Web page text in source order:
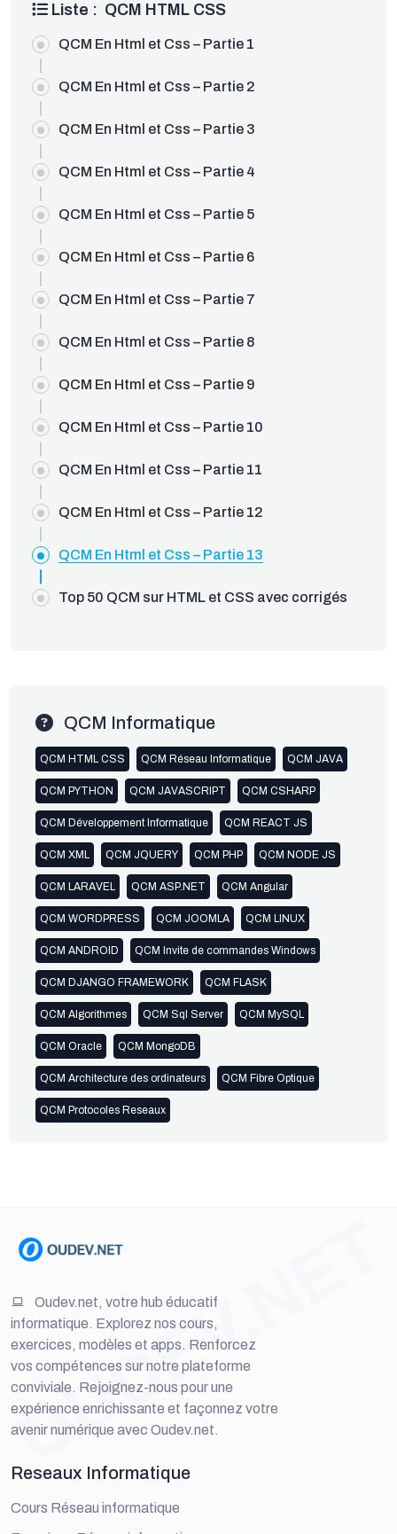
OUDEV.NET
OUDEV.NET
Liste : QCM HTML CSS
QCM En Html et Css – Partie 1
QCM En Html et Css – Partie 2
QCM En Html et Css – Partie 3
QCM En Html et Css – Partie 4
QCM En Html et Css – Partie 5
QCM En Html et Css – Partie 6
QCM En Html et Css – Partie 7
QCM En Html et Css – Partie 8
QCM En Html et Css – Partie 9
QCM En Html et Css – Partie 10
QCM En Html et Css – Partie 11
QCM En Html et Css – Partie 12
QCM En Html et Css – Partie 13
Top 50 QCM sur HTML et CSS avec corrigés
QCM Informatique
QCM HTML CSS QCM Réseau Informatique QCM JAVA
QCM PYTHON QCM JAVASCRIPT QCM CSHARP
QCM Développement Informatique QCM REACT JS
QCM XML QCM JQUERY QCM PHP QCM NODE JS
QCM LARAVEL QCM ASP.NET QCM Angular
QCM WORDPRESS QCM JOOMLA QCM LINUX
QCM ANDROID QCM Invite de commandes Windows
QCM DJANGO FRAMEWORK QCM FLASK
QCM Algorithmes QCM Sql Server QCM MySQL
QCM Oracle QCM MongoDB
QCM Architecture des ordinateurs QCM Fibre Optique
QCM Protocoles Reseaux
Oudev.net, votre hub éducatif
informatique. Explorez nos cours,
exercices, modèles et apps. Renforcez
vos compétences sur notre plateforme
conviviale. Rejoignez-nous pour une
expérience enrichissante et façonnez votre
avenir numérique avec Oudev.net.
Reseaux Informatique
Cours Réseau informatique